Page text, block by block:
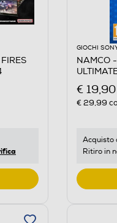
GIOCHI
NAMCO
€ 19,90
€ 29,99
Acquisto
Ritiro in